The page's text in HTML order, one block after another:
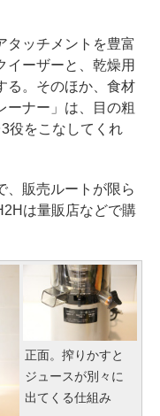
ッチメントを豊富
イーザーと、乾燥用
る。そのほか、食材
ーナー」は、目の粗
役をこなしてくれ
販売ルートが限ら
は量販店などで購
正面。搾りかすと
ジュースが別々に
出てくる仕組み